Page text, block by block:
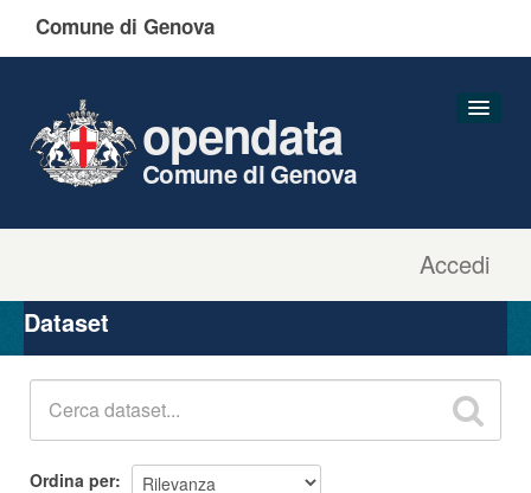
Comune di Genova
Accedi
opendata
Comune di Genova
Organizzazioni
Gruppi
Dataset
Ordina per